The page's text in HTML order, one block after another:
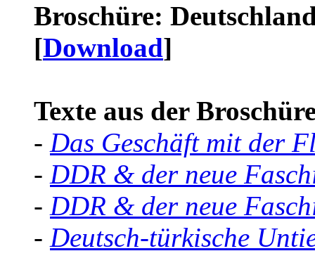
Broschüre:
[Download]
Texte aus der
- Das Geschäft mit der
- DDR & der neue
- DDR & der neue
- Deutsch-türkische